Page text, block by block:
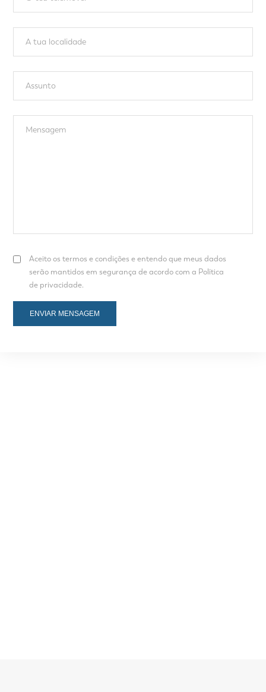
Aceito os termos e condições e entendo que meus dados
serão mantidos em segurança de acordo com a Política
de privacidade.
ENVIAR MENSAGEM